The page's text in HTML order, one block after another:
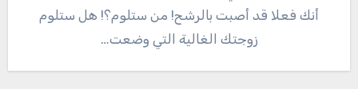
أنك فعلا قد أصبت بالرشح! من ستلوم؟! هل ستلوم
زوجتك الغالية التي وضعت…